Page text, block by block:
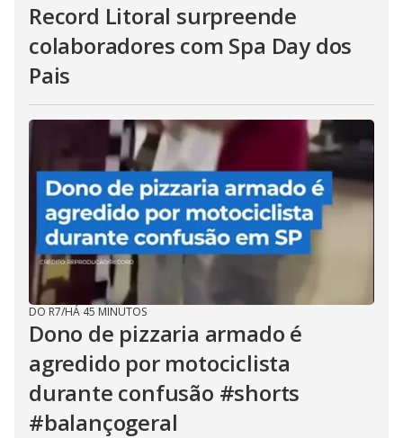
Record Litoral surpreende
colaboradores com Spa Day dos
Pais
DO R7/HÁ 45 MINUTOS
Dono de pizzaria armado é
agredido por motociclista
durante confusão #shorts
#balançogeral